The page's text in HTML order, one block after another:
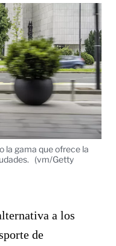
la gama que ofrece la
(vm/Getty
a los
de